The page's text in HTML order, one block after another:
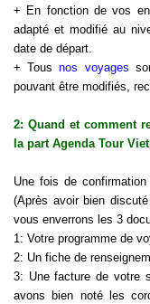
+ En fonction de vos
adapté et modifié au
date de départ.
+ Tousnos voyages
pouvant être modifiés,
2: Quand et comment
la part Agenda Tour
Une fois de confirmation
(Après avoir bien
vous enverrons les 3
1: Votre programme de
2: Un fiche de
3: Une facture de votre
avons bien noté les